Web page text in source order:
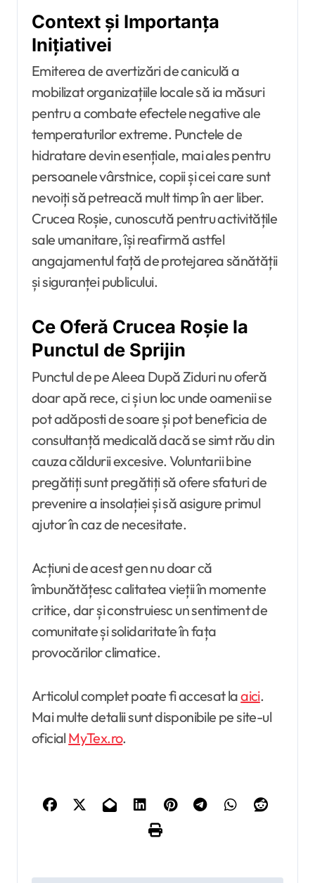
Context și Importanța
Inițiativei
Emiterea de avertizări de caniculă a
mobilizat organizațiile locale să ia măsuri
pentru a combate efectele negative ale
temperaturilor extreme. Punctele de
hidratare devin esențiale, mai ales pentru
persoanele vârstnice, copii și cei care sunt
nevoiți să petreacă mult timp în aer liber.
Crucea Roșie, cunoscută pentru activitățile
sale umanitare, își reafirmă astfel
angajamentul față de protejarea sănătății
și siguranței publicului.
Ce Oferă Crucea Roșie la
Punctul de Sprijin
Punctul de pe Aleea După Ziduri nu oferă
doar apă rece, ci și un loc unde oamenii se
pot adăposti de soare și pot beneficia de
consultanță medicală dacă se simt rău din
cauza căldurii excesive. Voluntarii bine
pregătiți sunt pregătiți să ofere sfaturi de
prevenire a insolației și să asigure primul
ajutor în caz de necesitate.
Acțiuni de acest gen nu doar că
îmbunătățesc calitatea vieții în momente
critice, dar și construiesc un sentiment de
comunitate și solidaritate în fața
provocărilor climatice.
Articolul complet poate fi accesat laaici.
Mai multe detalii sunt disponibile pe site-ul
oficial MyTex.ro.